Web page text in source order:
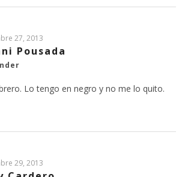
27, 2013
Pousada
Lo tengo en negro y no me lo quito.
29, 2013